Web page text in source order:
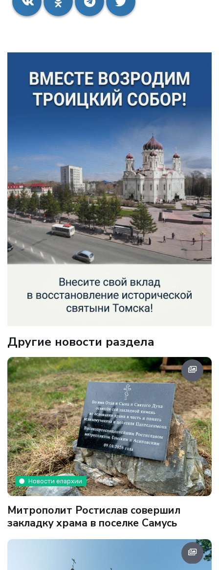
Другие новости раздела
Новости епархии
Митрополит Ростислав совершил
закладку храма в поселке Самусь